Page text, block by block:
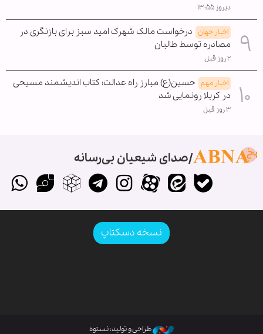
دیروز ۱۳:۵۵
اخبار جهان درخواست مالک شهرک امید سبز برای بازنگری در
مصادره توسط طالبان
۲ روز قبل
اخبار مهم حسین(ع) مبارز راه عدالت؛ کتاب اندیشمند مسیحی
در کربلا رونمایی شد
۳ روز قبل
صدای شیعیان بی‌رسانه
نسخه دسکتاپ
طراحی و تولید: نستوه